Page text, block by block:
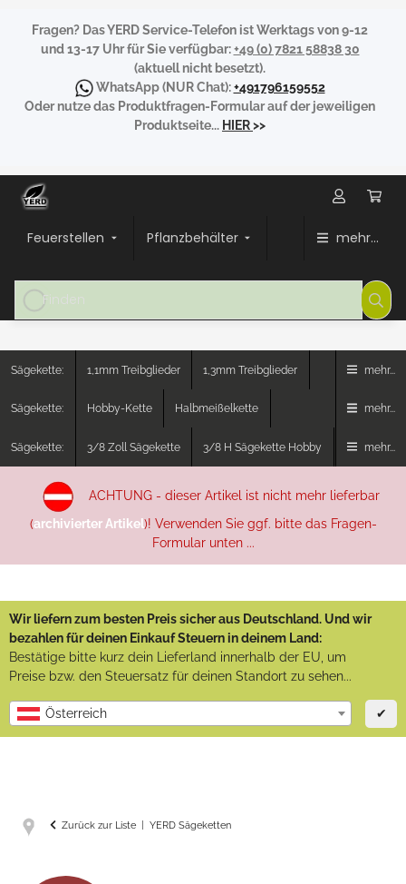
Fragen? Das YERD Service-Telefon ist Werktags von 9-12
und 13-17 Uhr für Sie verfügbar:+49 (0) 7821 58838 30
(aktuell nicht besetzt).
WhatsApp(NUR Chat):+491796159552
Oder nutze das Produktfragen-Formular auf der jeweiligen
Produktseite... HIER>>
Feuerstellen Pflanzbehälter mehr...
Sägekette: 1,1mm Treibglieder 1,3mm Treibglieder mehr...
Sägekette: Hobby-Kette Halbmeißelkette mehr...
Sägekette: 3/8 Zoll Sägekette 3/8 H Sägekette Hobby mehr...
ACHTUNG - dieser Artikel ist nicht mehr lieferbar
(archivierter Artikel)! Verwenden Sie ggf. bitte das Fragen-
Formular unten ...
Wir liefern zum besten Preis sicher aus Deutschland. Und wir
bezahlen für deinen Einkauf Steuern in deinem Land:
Bestätige bitte kurz dein Lieferland innerhalb der EU, um
Preise bzw. den Steuersatz für deinen Standort zu sehen...
Österreich ✔
Zurück zur Liste YERD Sägeketten